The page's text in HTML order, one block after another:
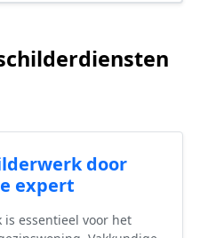
door
expert
essentieel voor het